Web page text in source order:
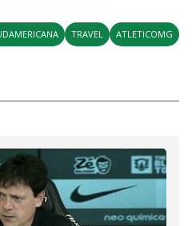
TRAVEL ATLETICOMG